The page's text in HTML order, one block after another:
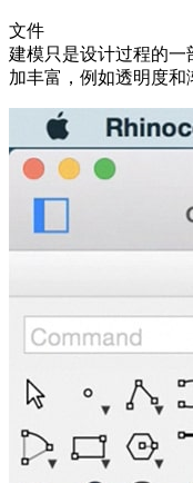
文件
建模只是设计过程的
加丰富，例如透明度